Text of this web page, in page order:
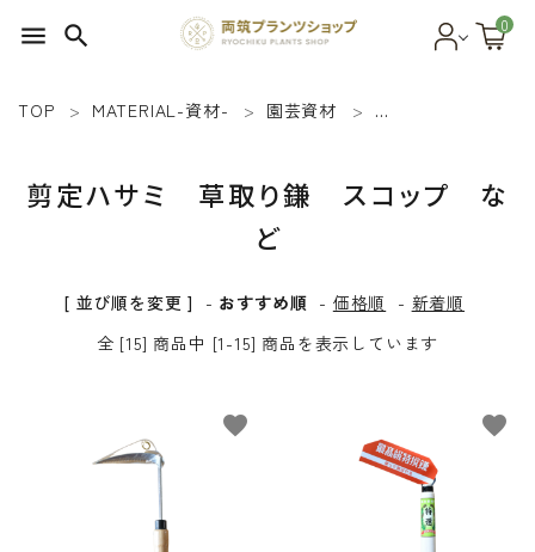
menu search 0
SEED 植物のタネ
MATERIAL 資材
FOOD 食品
TOP MATERIAL-資材- 園芸資材 剪定ハサミ 草取
剪定ハサミ 草取り鎌 スコップ な
ど
[ 並び順を変更 ] - おすすめ順 - 価格順 - 新着順
全 [15] 商品中 [1-15] 商品を表示しています
favorite favorite